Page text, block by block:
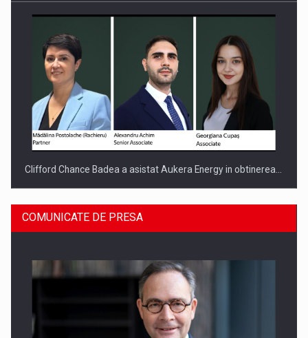
Clifford Chance Badea a asistat Aukera Energy in obtinerea…
COMUNICATE DE PRESA